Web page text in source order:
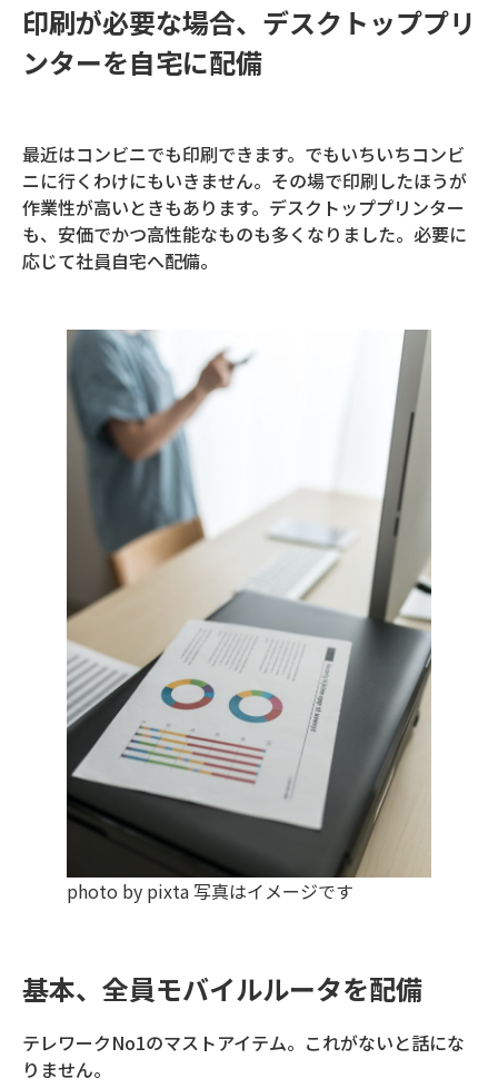
印刷が必要な場合、デスクトッププリ
ンターを自宅に配備
最近はコンビニでも印刷できます。でもいちいちコンビ
ニに行くわけにもいきません。その場で印刷したほうが
作業性が高いときもあります。デスクトッププリンター
も、安価でかつ高性能なものも多くなりました。必要に
応じて社員自宅へ配備。
photo by pixta 写真はイメージです
基本、全員モバイルルータを配備
テレワークNo1のマストアイテム。これがないと話にな
りません。